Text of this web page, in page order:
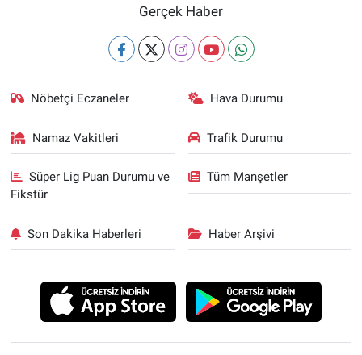
Gerçek Haber
Nöbetçi Eczaneler Hava Durumu
Namaz Vakitleri Trafik Durumu
Süper Lig Puan Durumu ve
Fikstür
Tüm Manşetler
Son Dakika Haberleri Haber Arşivi